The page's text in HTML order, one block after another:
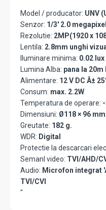
Model / producator: UNV
Senzor: 1/3' 2.0 megapixel
Rezolutie: 2MP(1920 x
Lentila: 2.8mm unghi
Iluminare minima: 0.02 lux
Lumina Alba: pana la
Alimentare: 12 V DC Â±
Consum: max. 2.2W
Temperatura de operare:
Dimensiuni: Ø118 × 96 mm
Greutate: 182 g.
WDR: Digital
Protectie la descarcari
Semanl video: TVI/AHD/
Audio: Microfon integrat
TVI/CVI
"